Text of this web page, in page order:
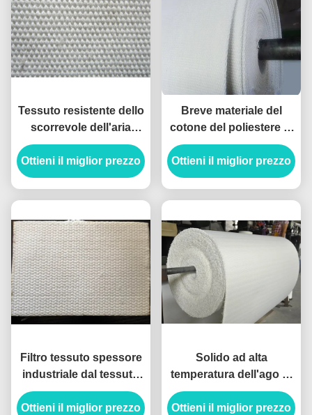
Tessuto resistente dello
scorrevole dell'aria
dello strappo, tipo
tessuto medio cinghia
di Airslide
Ottieni il miglior prezzo
Breve materiale del
cotone del poliestere di
Aramide del panno
dello scorrevole
dell'aria della fibra
Ottieni il miglior prezzo
Filtro tessuto spessore
industriale dal tessuto
4-8mm dello scorrevole
dell'aria di Aramid del
Ottieni il miglior prezzo
Solido ad alta
temperatura dell'ago di
trasporto pneumatico
della tela di Airslide per
Ottieni il miglior prezzo